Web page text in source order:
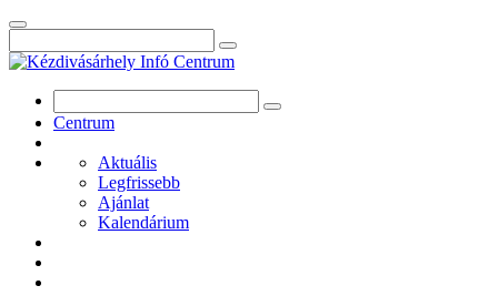
Centrum
Aktuális
Legfrissebb
Ajánlat
Kalendárium